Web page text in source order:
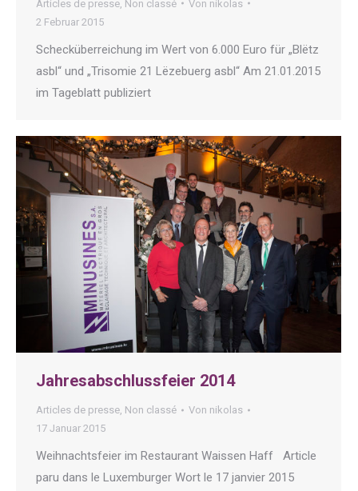
Articles de presse Non classé Von nikolas
2 Februar 2015
Schecküberreichung im Wert von 6.000 Euro für „Blëtz
asbl“ und „Trisomie 21 Lëzebuerg asbl“ Am 21.01.2015
im Tageblatt publiziert
Jahresabschlussfeier 2014
Articles de presse, Non classé Von nikolas
17 Januar 2015
Weihnachtsfeier im Restaurant Waissen Haff Article
paru dans le Luxemburger Wort le 17 janvier 2015